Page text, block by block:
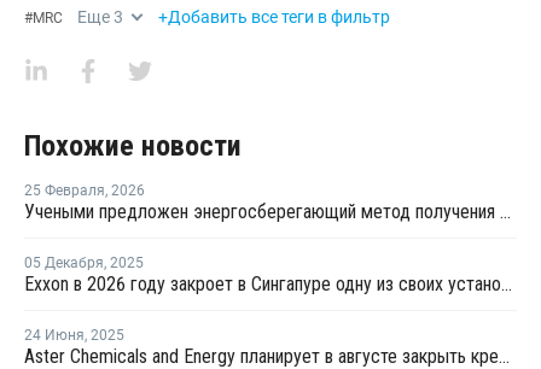
#MRC Еще3 +Добавить все теги в фильтр
Похожие новости
25 Февраля, 2026
Учеными предложен энергосберегающий метод получения этилена
05 Декабря, 2025
Exxon в 2026 году закроет в Сингапуре одну из своих установок парового крекинга
24 Июня, 2025
Aster Chemicals and Energy планирует в августе закрыть крекинг-установку в Сингапуре на ремонт